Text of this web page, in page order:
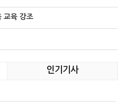
교육 강조
인기기사